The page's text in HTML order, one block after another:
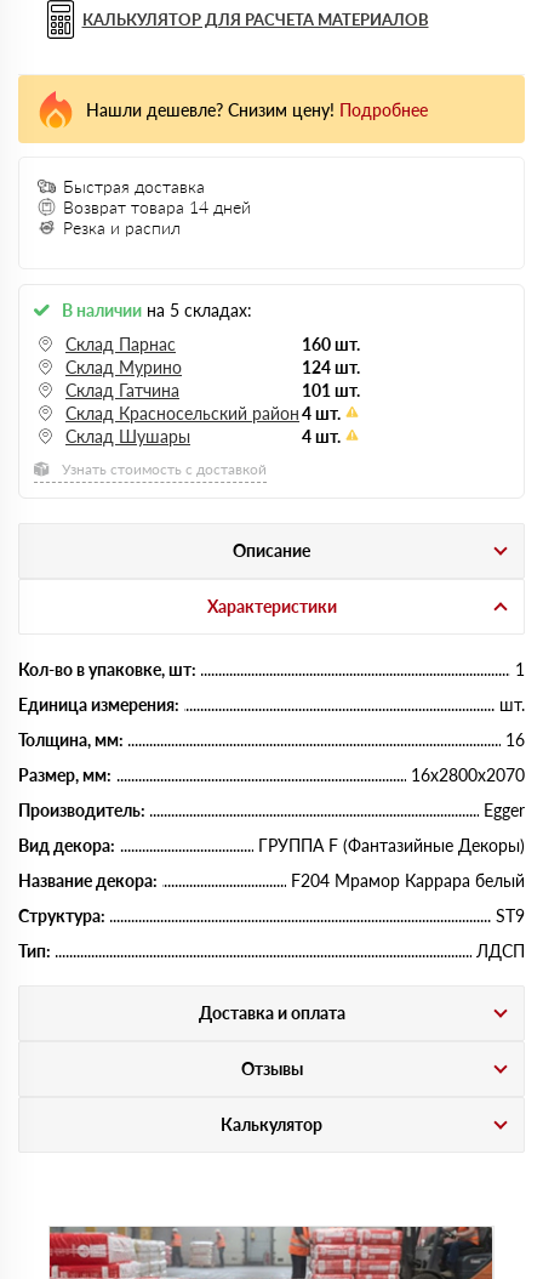
КАЛЬКУЛЯТОР ДЛЯ РАСЧЕТА МАТЕРИАЛОВ
Быстрая доставка
Возврат товара 14 дней
Резка и распил
В наличии на 5 складах:
Склад Парнас
160 шт.
Склад Мурино
124 шт.
Склад Гатчина
101 шт.
Склад Красносельский район4 шт.
Склад Шушары
4 шт.
Узнать стоимость с доставкой
Нашли дешевле? Снизим цену! Подробнее
Описание
Характеристики
Кол-во в упаковке, шт:
1
Единица измерения:
шт.
Толщина, мм:
16
Размер, мм:
16х2800х2070
Производитель:
Egger
Вид декора:
ГРУППА F (Фантазийные Декоры)
Название декора:
F204 Мрамор Каррара белый
Структура:
ST9
Тип:
ЛДСП
Доставка и оплата
Отзывы
Калькулятор